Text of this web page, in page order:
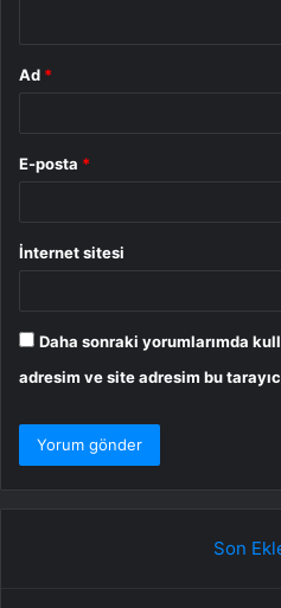
Ad *
E-posta *
İnternet sitesi
Daha sonraki yorumlarımda
adresim ve site adresim bu
Son